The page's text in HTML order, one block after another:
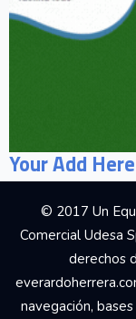
Your Add
© 2017 Un
Comercial Udesa
derechos
navegación,